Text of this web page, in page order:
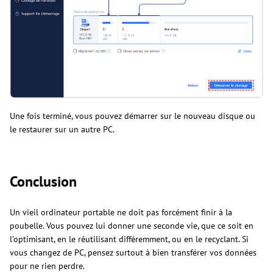
Une fois terminé, vous pouvez démarrer sur le nouveau disque ou
le restaurer sur un autre PC.
Conclusion
Un vieil ordinateur portable ne doit pas forcément finir à la
poubelle. Vous pouvez lui donner une seconde vie, que ce soit en
l’optimisant, en le réutilisant différemment, ou en le recyclant. Si
vous changez de PC, pensez surtout à bien transférer vos données
pour ne rien perdre.